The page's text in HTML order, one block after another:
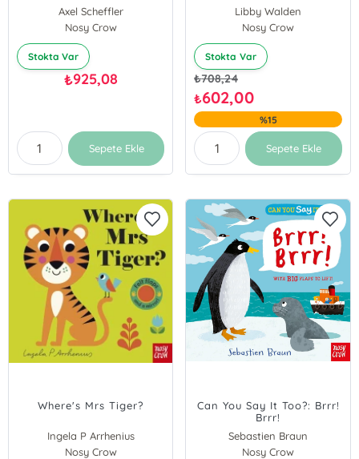
Axel Scheffler
Nosy Crow
Stokta Var
₺925,08
Sepete Ekle
Libby Walden
Nosy Crow
Stokta Var
₺708,24
₺602,00
%15
Sepete Ekle
Where's Mrs Tiger?
Ingela P Arrhenius
Nosy Crow
Can You Say It Too?: Brrr!
Brrr!
Sebastien Braun
Nosy Crow